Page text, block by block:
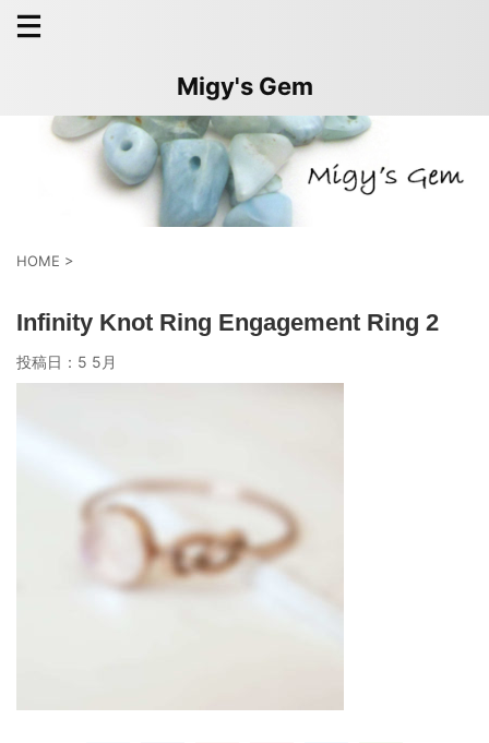
Migy's Gem
HOME >
Infinity Knot Ring Engagement Ring 2
投稿日： 5 5月